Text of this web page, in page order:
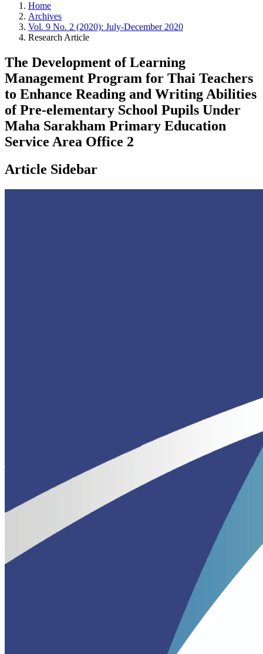
Home
Archives
Vol. 9 No. 2 (2020): July-December 2020
Research Article
The Development of Learning
Management Program for Thai Teachers
to Enhance Reading and Writing Abilities
of Pre-elementary School Pupils Under
Maha Sarakham Primary Education
Service Area Office 2
Article Sidebar